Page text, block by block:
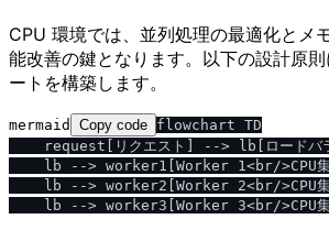
CPU 環境では、並列処理の最適化とメ
能改善の鍵となります。以下の設計原
ートを構築します。
mermaid Copy code flowchart TD
request[リクエスト] --> lb[ロードバ
lb --> worker1[Worker 1<br/>CPU集
lb --> worker2[Worker 2<br/>CPU集
lb --> worker3[Worker 3<br/>CPU集